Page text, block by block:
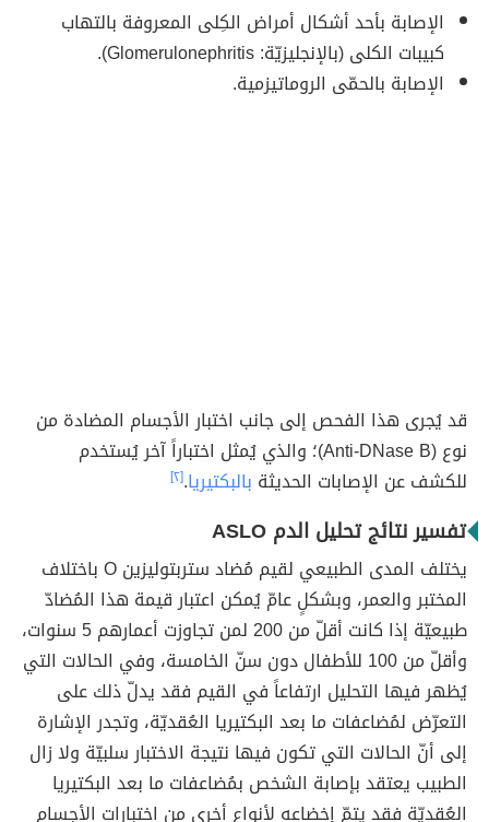
الإصابة بأحد أشكال أمراض الكِلى المعروفة بالتهاب
كبيبات الكلى (بالإنجليزيّة: Glomerulonephritis).
الإصابة بالحمّى الروماتيزمية.
قد يُجرى هذا الفحص إلى جانب اختبار الأجسام المضادة من
نوع (Anti-DNase B)؛ والذي يُمثل اختباراً آخر يُستخدم
للكشف عن الإصابات الحديثة بالبكتيريا.[٢]
تفسير نتائج تحليل الدم ASLO
يختلف المدى الطبيعي لقيم مُضاد ستربتوليزين O باختلاف
المختبر والعمر، وبشكلٍ عامّ يُمكن اعتبار قيمة هذا المُضادّ
طبيعيّة إذا كانت أقلّ من 200 لمن تجاوزت أعمارهم 5 سنوات،
وأقلّ من 100 للأطفال دون سنّ الخامسة، وفي الحالات التي
يُظهر فيها التحليل ارتفاعاً في القيم فقد يدلّ ذلك على
التعرّض لمُضاعفات ما بعد البكتيريا العُقديّة، وتجدر الإشارة
إلى أنّ الحالات التي تكون فيها نتيجة الاختبار سلبيّة ولا زال
الطبيب يعتقد بإصابة الشخص بمُضاعفات ما بعد البكتيريا
العُقديّة فقد يتمّ إخضاعه لأنواعٍ أخرى من اختبارات الأجسام